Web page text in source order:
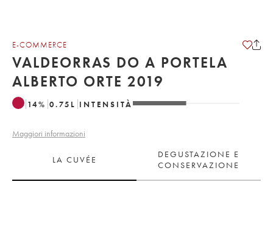
E-COMMERCE
VALDEORRAS DO A PORTELA
ALBERTO ORTE 2019
14% 0.75 L INTENSITÀ
Maggiori informazioni
LA CUVÉE
DEGUSTAZIONE E
CONSERVAZIONE